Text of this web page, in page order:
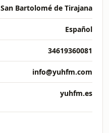
San Bartolomé de Tirajana
Español
34619360081
info@yuhfm.com
yuhfm.es